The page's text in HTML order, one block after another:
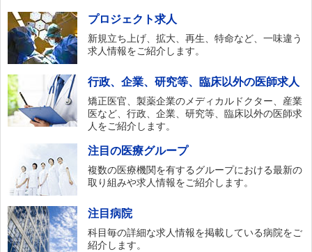
プロジェクト求人
新規立ち上げ、拡大、再生、特命など、一味違う
求人情報をご紹介します。
行政、企業、研究等、臨床以外の医師求人
矯正医官、製薬企業のメディカルドクター、産業
医など、行政、企業、研究等、臨床以外の医師求
人をご紹介します。
注目の医療グループ
複数の医療機関を有するグループにおける最新の
取り組みや求人情報をご紹介します。
注目病院
科目毎の詳細な求人情報を掲載している病院をご
紹介します。